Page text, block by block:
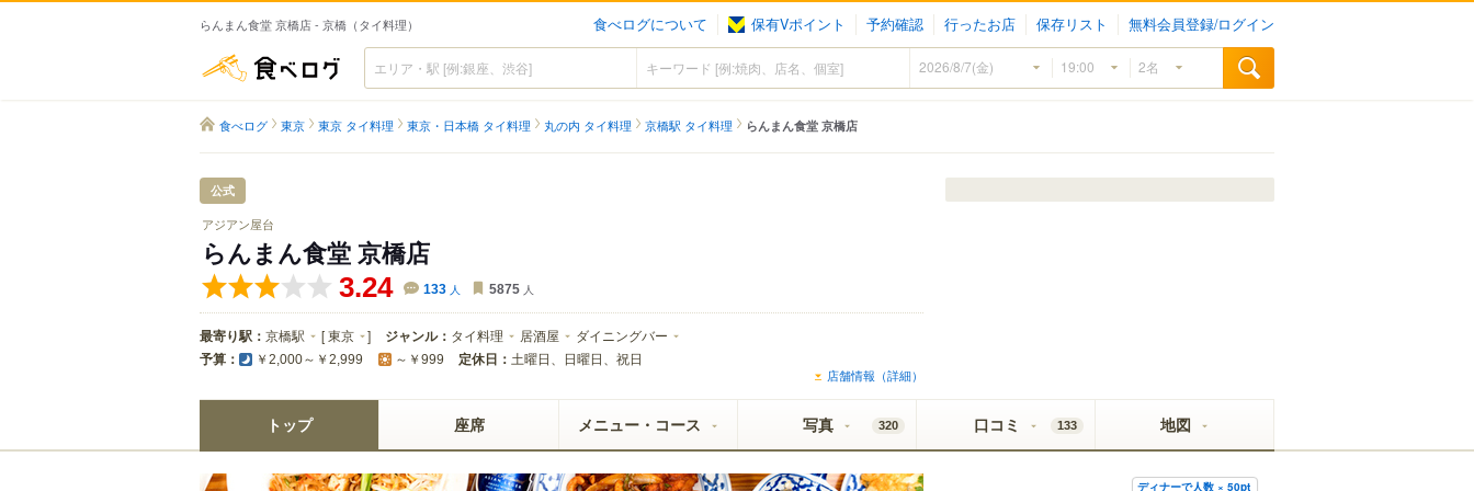
らんまん食堂 京橋店 - 京橋（タイ料理） 食べログについて 保有Vポイント 予約確認 行ったお店 保存リスト 無料会員登録/ログイン
食べログ
食べログ 東京 東京 タイ料理 東京・日本橋 タイ料理 丸の内 タイ料理 京橋駅 タイ料理 らんまん食堂 京橋店
公式
アジアン屋台
らんまん食堂 京橋店
3.24 133 人 5875 人
最寄り駅： 京橋駅 [東京 ] ジャンル： タイ料理 居酒屋 ダイニングバー
予算： ￥2,000～￥2,999 ～￥999 定休日： 土曜日、日曜日、祝日
店舗情報（詳細）
トップ 座席 メニュー・コース 写真 320 口コミ 133 地図
ディナーで人数 × 50pt